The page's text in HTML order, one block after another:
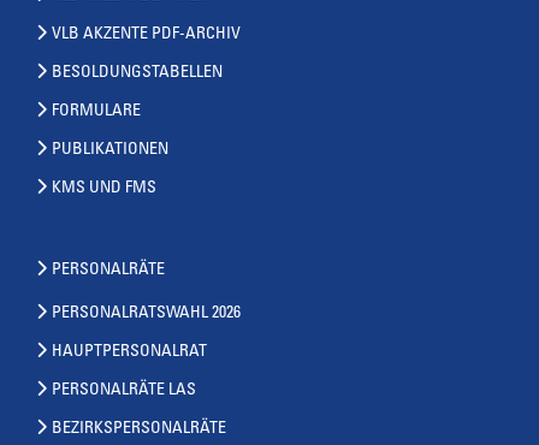
VLB AKZENTE PDF-ARCHIV
BESOLDUNGSTABELLEN
FORMULARE
PUBLIKATIONEN
KMS UND FMS
PERSONALRÄTE
PERSONALRATSWAHL 2026
HAUPTPERSONALRAT
PERSONALRÄTE LAS
BEZIRKSPERSONALRÄTE